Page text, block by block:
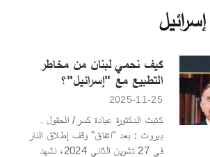
كيف نحمي لبنان من مخاطر
التطبيع مع "إسرائيل"؟
2025-11-25
كتبت الدكتورة عبادة كسر/ الحقول ـ
بيروت : بعد "اتفاق" وقف إطلاق النار
في 27 تشرين الثاني 2024، نشهد